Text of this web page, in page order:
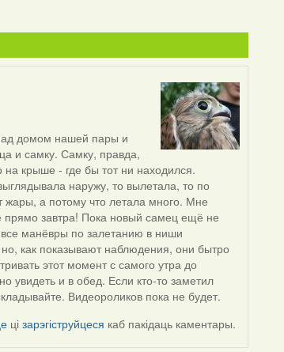
домом нашей пары и
и самку. Самку, правда,
крыше - где бы тот ни находился.
наружу, то вылетала, то по
жары, а потому что летала много. Мне
прямо завтра! Пока новый самец ещё не
манёвры по залетанию в ниши
как показывают наблюдения, они бытро
этот момент с самого утра до
увидеть и в обед. Если кто-то заметил
Видеороликов пока не будет.
цізарэгіструйцеся каб пакідаць каментары.